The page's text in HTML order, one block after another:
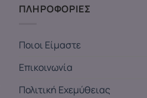
ΠΛΗΡΟΦΟΡΙΕΣ
Ποιοι Είμαστε
Επικοινωνία
Πολιτική Εχεμύθειας